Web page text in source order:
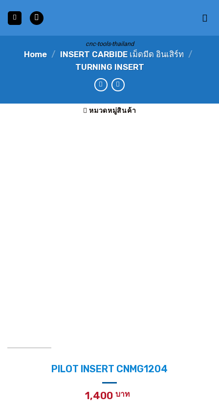
content
cnc-tools-thailand
Home / INSERT CARBIDE เม็ดมีด อินเสิร์ท /
TURNING INSERT
หมวดหมู่สินค้า
PILOT INSERT CNMG1204
1,400